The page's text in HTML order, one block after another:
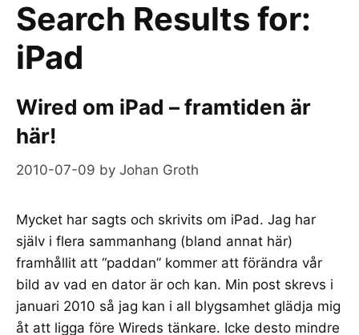
Search Results for:
iPad
Wired om iPad – framtiden är
här!
2010-07-09 by Johan Groth
Mycket har sagts och skrivits om iPad. Jag har
själv i flera sammanhang (bland annat här)
framhållit att “paddan” kommer att förändra vår
bild av vad en dator är och kan. Min post skrevs i
januari 2010 så jag kan i all blygsamhet glädja mig
åt att ligga före Wireds tänkare. Icke desto mindre